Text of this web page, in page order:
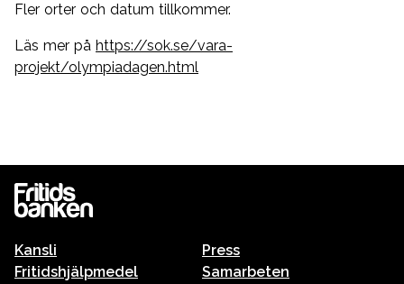
Fler orter och datum tillkommer.
Läs mer på https://sok.se/vara-
projekt/olympiadagen.html
Kansli
Press
Fritidshjälpmedel
Samarbeten